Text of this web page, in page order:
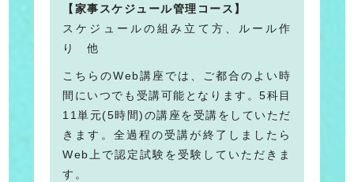
【家事スケジュール管理コース】
スケジュールの組み立て方、ルール作
り 他
こちらのWeb講座では、ご都合のよい時
間にいつでも受講可能となります。5科目
11単元(5時間)の講座を受講をしていただ
きます。全過程の受講が終了しましたら
Web上で認定試験を受験していただきま
す。